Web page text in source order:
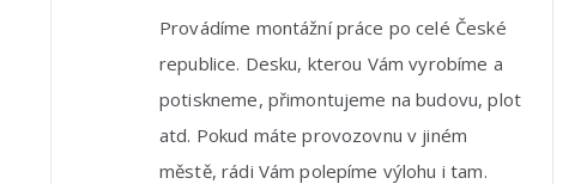
Provádíme montážní práce po celé České
republice. Desku, kterou Vám vyrobíme a
potiskneme, přimontujeme na budovu, plot
atd. Pokud máte provozovnu v jiném
městě, rádi Vám polepíme výlohu i tam.